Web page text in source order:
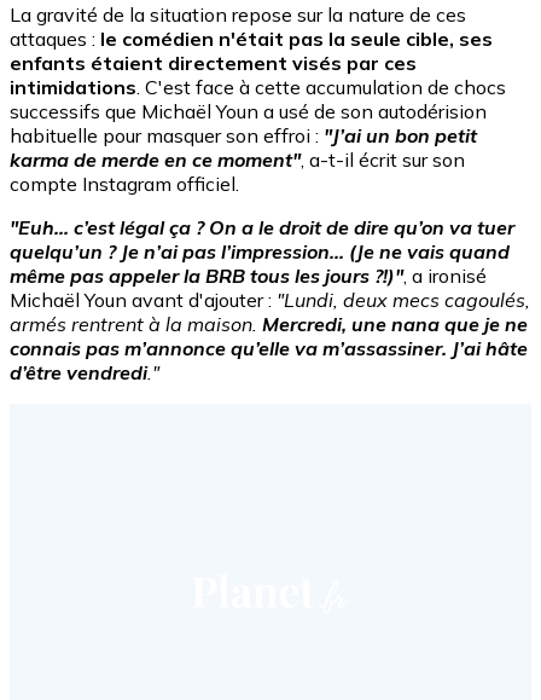
La gravité de la situation repose sur la nature de ces
attaques : le comédien n'était pas la seule cible, ses
enfants étaient directement visés par ces
intimidations . C'est face à cette accumulation de chocs
successifs que Michaël Youn a usé de son autodérision
habituelle pour masquer son effroi : "J’ai un bon petit
karma de merde en ce moment", a-t-il écrit sur son
compte Instagram officiel.
"Euh... c’est légal ça ? On a le droit de dire qu’on va tuer
quelqu’un ? Je n’ai pas l’impression... (Je ne vais quand
même pas appeler la BRB tous les jours ?!)", a ironisé
Michaël Youn avant d'ajouter : "Lundi, deux mecs cagoulés,
armés rentrent à la maison. Mercredi, une nana que je ne
connais pas m’annonce qu’elle va m’assassiner. J’ai hâte
d’être vendredi."